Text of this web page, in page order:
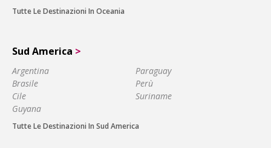
Tutte Le Destinazioni In Oceania
Sud America >
Argentina
Brasile
Cile
Guyana
Paraguay
Perù
Suriname
Tutte Le Destinazioni In Sud America